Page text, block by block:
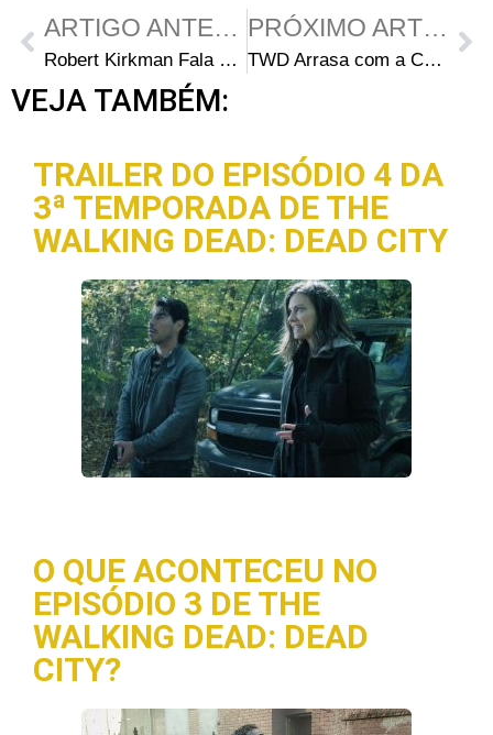
ARTIGO ANTERIOR
Robert Kirkman Fala Sobre a Edição 100 e o Futuro de The Walking Dead
PRÓXIMO ARTIGO
TWD Arrasa com a Competição Esgotando a Edição 100
VEJA TAMBÉM:
TRAILER DO EPISÓDIO 4 DA
3ª TEMPORADA DE THE
WALKING DEAD: DEAD CITY
O QUE ACONTECEU NO
EPISÓDIO 3 DE THE
WALKING DEAD: DEAD
CITY?